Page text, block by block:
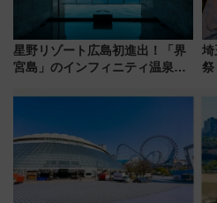
星野リゾート広島初進出！「界
宮島」のインフィニティ温泉と
宿泊料金・アクセスは？（2026
埼
祭
催